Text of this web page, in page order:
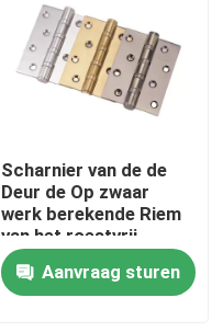
Scharnier van de de
Deur de Op zwaar
werk berekende Riem
van het roestvrij
staalvenster
Aanvraag sturen